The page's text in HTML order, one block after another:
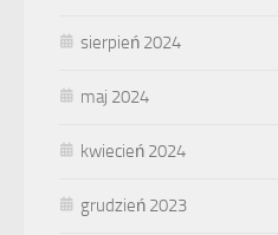
sierpień 2024
maj 2024
kwiecień 2024
grudzień 2023